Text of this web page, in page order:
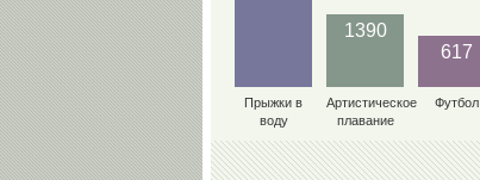
Прыжки в
воду
1390
Артистическое
плавание
617
Футбол